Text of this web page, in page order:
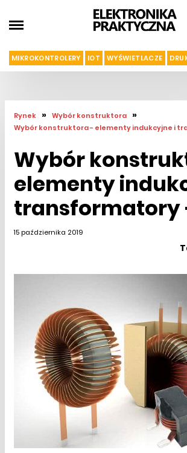
MIKROKONTROLERY IOT WYŚWIETLACZE
Rynek » Wybór konstruktora »
Wybór konstruktora - elementy indukcyjne i
Wybór
elementy
transformatory
15 października 2019